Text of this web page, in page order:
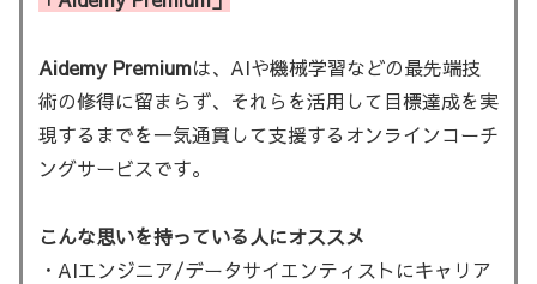
Aidemy Premiumは、AIや機械学習などの最先端技
術の修得に留まらず、それらを活用して目標達成を実
現するまでを一気通貫して支援するオンラインコーチ
ングサービスです。
こんな思いを持っている人にオススメ
・AIエンジニア/データサイエンティストにキャリア